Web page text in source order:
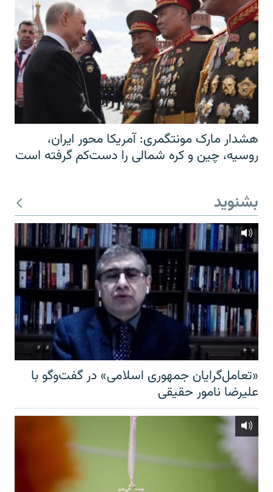
هشدار مارک مونتگمری: آمریکا محور ایران،
روسیه، چین و کره شمالی را دست‌کم گرفته است
بشنوید
«تعامل‌گرایان جمهوری اسلامی» در گفت‌وگو با
علیرضا نامور حقیقی